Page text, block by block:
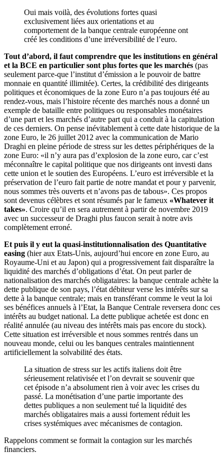
Oui mais voilà, des évolutions fortes quasi
exclusivement liées aux orientations et au
comportement de la banque centrale européenne ont
créé les conditions d’une irréversibilité de l’euro.
Tout d’abord, il faut comprendre que les institutions en général
et la BCE en particulier sont plus fortes que les marchés (pas
seulement parce-que l’institut d’émission a le pouvoir de battre
monnaie en quantité illimitée). Certes, la crédibilité des dirigeants
politiques et économiques de la zone Euro n’a pas toujours été au
rendez-vous, mais l’histoire récente des marchés nous a donné un
exemple de bataille entre politiques ou responsables monétaires
d’une part et les marchés d’autre part qui a conduit à la capitulation
de ces derniers. On pense inévitablement à cette date historique de la
zone Euro, le 26 juillet 2012 avec la communication de Mario
Draghi en pleine période de stress sur les dettes périphériques de la
zone Euro: «il n’y aura pas d’explosion de la zone euro, car c’est
méconnaître le capital politique que nos dirigeants ont investi dans
cette union et le soutien des Européens. L’euro est irréversible et la
préservation de l’euro fait partie de notre mandat et pour y parvenir,
nous sommes très ouverts et n’avons pas de tabous». Ces propos
sont devenus célèbres et sont résumés par le fameux «Whatever it
takes». Croire qu’il en sera autrement à partir de novembre 2019
avec un successeur de Draghi plus faucon serait à notre avis
complètement erroné.
Et puis il y eut la quasi-institutionnalisation des Quantitative
easing (hier aux Etats-Unis, aujourd’hui encore en zone Euro, au
Royaume-Uni et au Japon) qui a progressivement fait disparaître la
liquidité des marchés d’obligations d’état. On peut parler de
nationalisation des marchés obligataires: la banque centrale achète la
dette publique de son pays, l’état débiteur verse les intérêts sur sa
dette à la banque centrale; mais en transférant comme le veut la loi
ses bénéfices annuels à l’Etat, la Banque Centrale reversera donc ces
intérêts au budget national. La dette publique achetée est donc en
réalité annulée (au niveau des intérêts mais pas encore du stock).
Cette situation est irréversible et nous sommes rentrés dans un
nouveau monde, celui ou les banques centrales maintiennent
artificiellement la solvabilité des états.
La situation de stress sur les actifs italiens doit être
sérieusement relativisée et l’on devrait se souvenir que
cet épisode n’a absolument rien à voir avec les crises du
passé. La monétisation d’une partie importante des
dettes publiques a non seulement tué la liquidité des
marchés obligataires mais a aussi fortement réduit les
crises systémiques avec mécanismes de contagion.
Rappelons comment se formait la contagion sur les marchés
financiers.